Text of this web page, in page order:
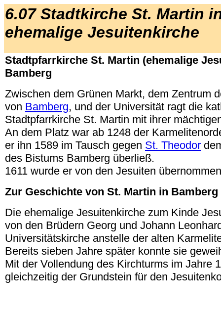
6.07 Stadtkirche St. Martin
ehemalige Jesuitenkirche
Stadtpfarrkirche St. Martin (ehemalige
Bamberg
Zwischen dem Grünen Markt, dem Zentrum
von Bamberg, und der Universität ragt die
Stadtpfarrkirche St. Martin mit ihrer
An dem Platz war ab 1248 der
er ihn 1589 im Tausch gegen St. Theodor
des Bistums Bamberg überließ.
1611 wurde er von den Jesuiten
Zur Geschichte von St. Martin in Bamberg
Die ehemalige Jesuitenkirche zum Kinde
von den Brüdern Georg und Johann
Universitätskirche anstelle der alten
Bereits sieben Jahre später konnte sie
Mit der Vollendung des Kirchturms im Jahre
gleichzeitig der Grundstein für den